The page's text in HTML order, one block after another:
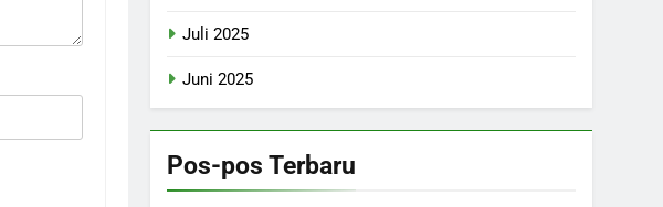
Juli 2025
Juni 2025
Pos-pos Terbaru